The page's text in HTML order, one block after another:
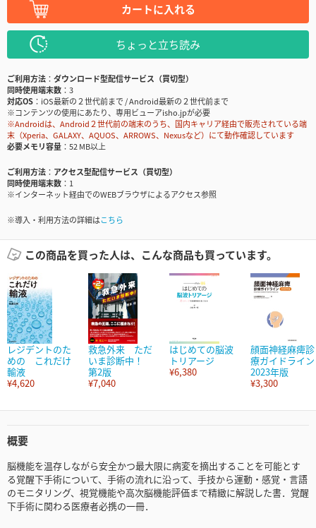
カートに入れる
ちょっと立ち読み
ご利用方法
ダウンロード型配信サービス（買切型）
同時使用端末数
3
対応OS
iOS最新の２世代前まで / Android最新の２世代前まで
※コンテンツの使用にあたり、専用ビューアisho.jpが必要
※Androidは、Android２世代前の端末のうち、国内キャリア経由で販売されている端
末（Xperia、GALAXY、AQUOS、ARROWS、Nexusなど）にて動作確認しています
必要メモリ容量
52 MB以上
ご利用方法
アクセス型配信サービス（買切型）
同時使用端末数
1
※インターネット経由でのWEBブラウザによるアクセス参照
※導入・利用方法の詳細はこちら
この商品を買った人は、こんな商品も買っています。
レジデントのた
めの これだけ
輸液
¥4,620
救急外来 ただ
いま診断中！
第2版
¥7,040
はじめての脳波
トリアージ
¥6,380
顔面神経麻痺診
療ガイドライン
2023年版
¥3,300
概要
脳機能を温存しながら安全かつ最大限に病変を摘出することを可能とす
る覚醒下手術について、手術の流れに沿って、手技から運動・感覚・言語
のモニタリング、視覚機能や高次脳機能評価まで精緻に解説した書．覚醒
下手術に関わる医療者必携の一冊．